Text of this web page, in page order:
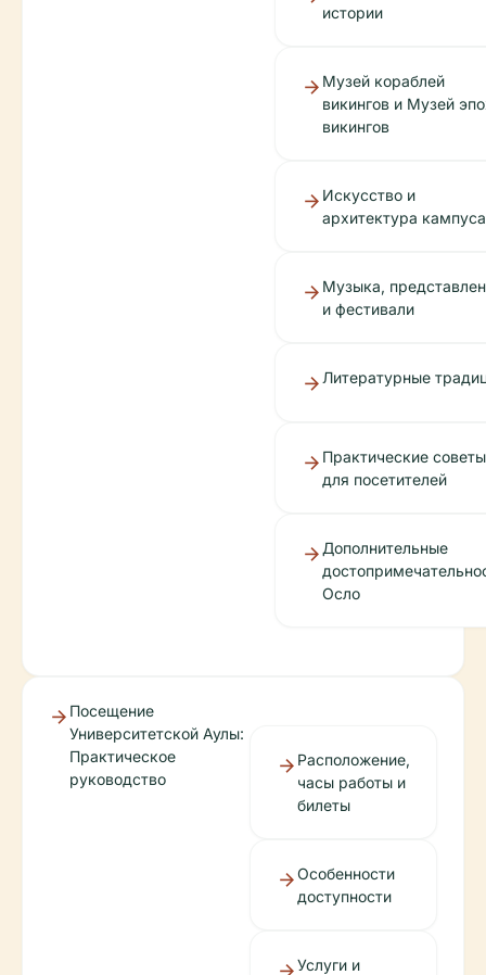
истории
Музей кораблей
викингов и Музей
викингов
Искусство и
архитектура кампуса
Музыка,
и фестивали
Литературные
Практические советы
для посетителей
Дополнительные
Осло
Посещение
Университетской Аулы:
Практическое
руководство
Расположение,
часы работы и
билеты
Особенности
доступности
Услуги и